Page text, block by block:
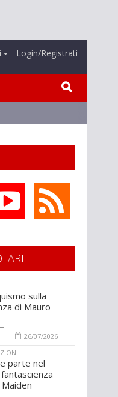
Login/Registrati
sulla
di Mauro
26/07/2026
parte nel